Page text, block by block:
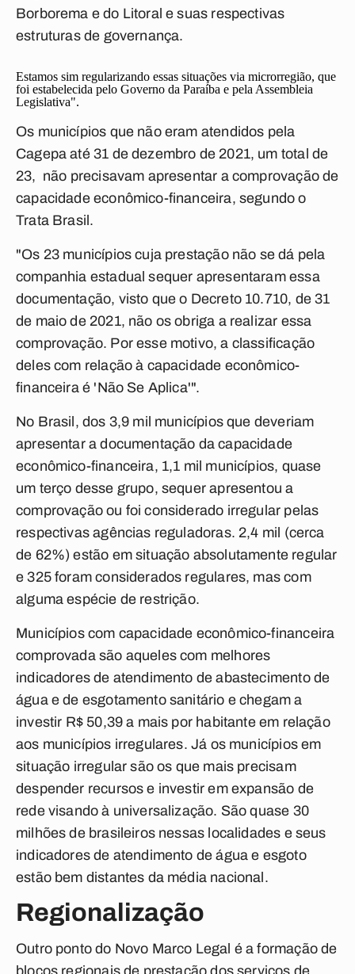
Borborema e do Litoral e suas respectivas
estruturas de governança.
Estamos sim regularizando essas situações via microrregião, que
foi estabelecida pelo Governo da Paraíba e pela Assembleia
Legislativa".
Os municípios que não eram atendidos pela
Cagepa até 31 de dezembro de 2021, um total de
23, não precisavam apresentar a comprovação de
capacidade econômico-financeira, segundo o
Trata Brasil.
"Os 23 municípios cuja prestação não se dá pela
companhia estadual sequer apresentaram essa
documentação, visto que o Decreto 10.710, de 31
de maio de 2021, não os obriga a realizar essa
comprovação. Por esse motivo, a classificação
deles com relação à capacidade econômico-
financeira é 'Não Se Aplica'".
No Brasil, dos 3,9 mil municípios que deveriam
apresentar a documentação da capacidade
econômico-financeira, 1,1 mil municípios, quase
um terço desse grupo, sequer apresentou a
comprovação ou foi considerado irregular pelas
respectivas agências reguladoras. 2,4 mil (cerca
de 62%) estão em situação absolutamente regular
e 325 foram considerados regulares, mas com
alguma espécie de restrição.
Municípios com capacidade econômico-financeira
comprovada são aqueles com melhores
indicadores de atendimento de abastecimento de
água e de esgotamento sanitário e chegam a
investir R$ 50,39 a mais por habitante em relação
aos municípios irregulares. Já os municípios em
situação irregular são os que mais precisam
despender recursos e investir em expansão de
rede visando à universalização. São quase 30
milhões de brasileiros nessas localidades e seus
indicadores de atendimento de água e esgoto
estão bem distantes da média nacional.
Regionalização
Outro ponto do Novo Marco Legal é a formação de
blocos regionais de prestação dos serviços de